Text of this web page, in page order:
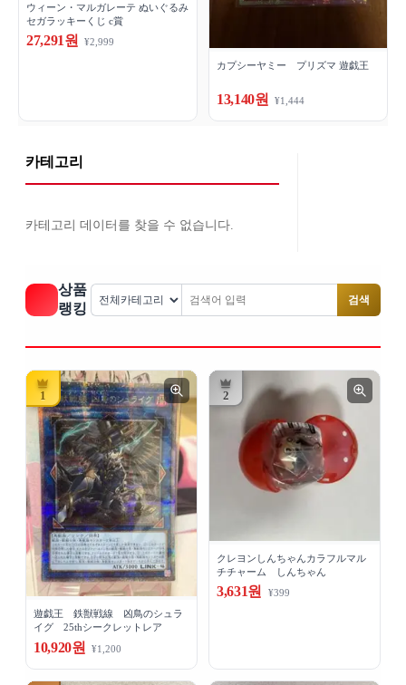
ウィーン・マルガレーテ ぬいぐるみ
セガラッキーくじ c賞
27,291원 ¥2,999
カプシーヤミー プリズマ 遊戯王
13,140원 ¥1,444
카테고리
카테고리 데이터를 찾을 수 없습니다.
상품
랭킹
검색
1
遊戯王 鉄獣戦線 凶鳥のシュラ
イグ 25thシークレットレア
10,920원 ¥1,200
2
クレヨンしんちゃんカラフルマル
チチャーム しんちゃん
3,631원 ¥399